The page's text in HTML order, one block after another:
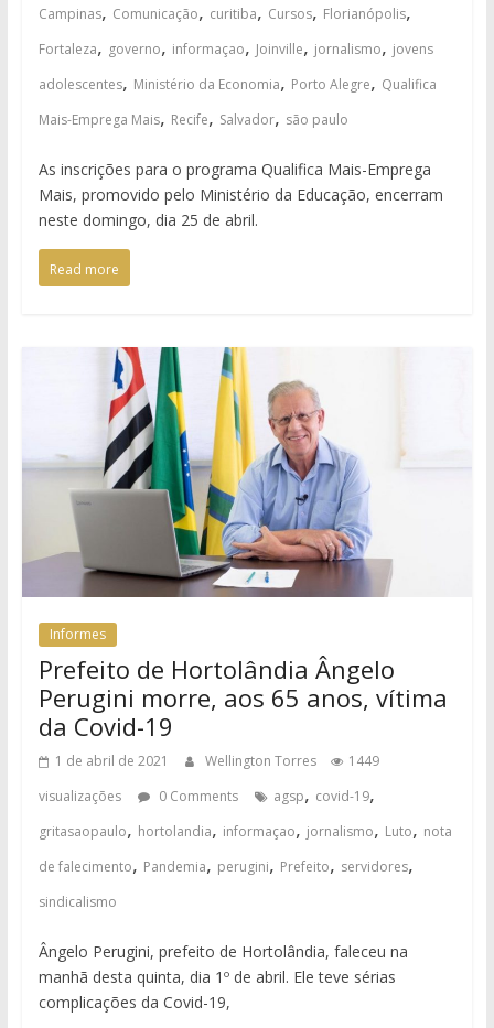
Campinas, Comunicação, curitiba, Cursos, Florianópolis,
Fortaleza, governo, informaçao, Joinville, jornalismo, jovens
adolescentes, Ministério da Economia, Porto Alegre, Qualifica
Mais-Emprega Mais, Recife, Salvador, são paulo
As inscrições para o programa Qualifica Mais-Emprega
Mais, promovido pelo Ministério da Educação, encerram
neste domingo, dia 25 de abril.
Read more
Informes
Prefeito de Hortolândia Ângelo
Perugini morre, aos 65 anos, vítima
da Covid-19
1 de abril de 2021 Wellington Torres
1449
visualizações
0 Comments agsp, covid-19,
gritasaopaulo, hortolandia, informaçao, jornalismo, Luto, nota
de falecimento, Pandemia, perugini, Prefeito, servidores,
sindicalismo
Ângelo Perugini, prefeito de Hortolândia, faleceu na
manhã desta quinta, dia 1º de abril. Ele teve sérias
complicações da Covid-19,